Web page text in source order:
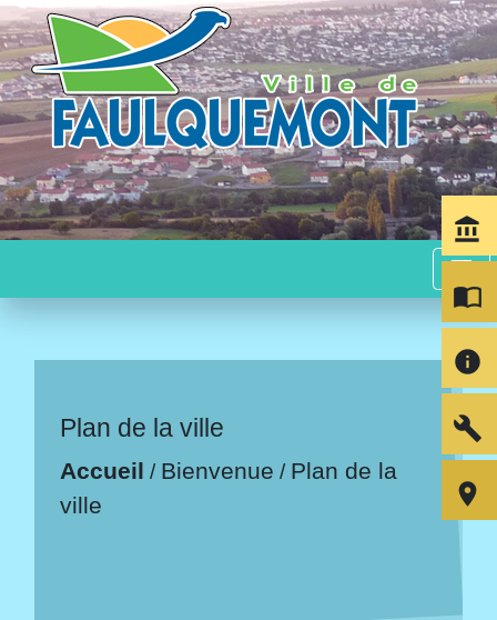
menu
Plan de la ville
Accueil / Bienvenue / Plan de la
ville
account_balance
import_contacts
info
build
room